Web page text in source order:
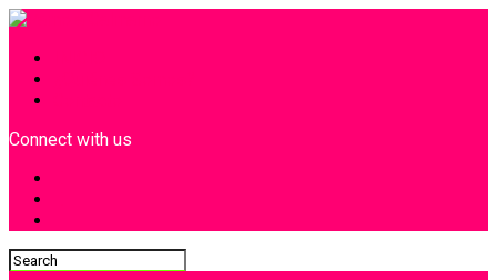
Connect with us